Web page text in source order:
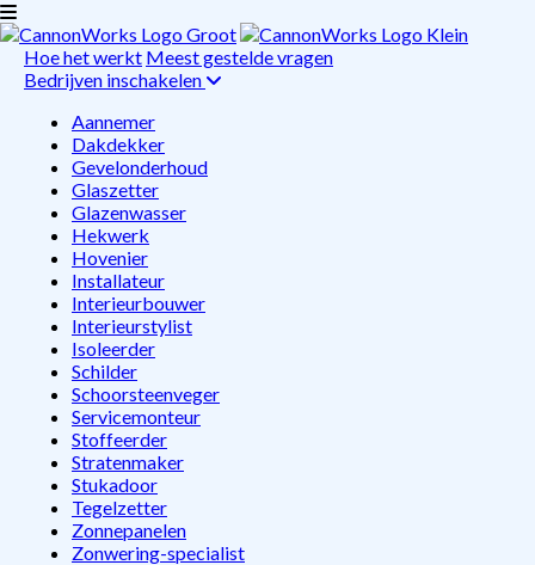
Hoe het werkt Meest gestelde vragen
Bedrijven inschakelen
Aannemer
Dakdekker
Gevelonderhoud
Glaszetter
Glazenwasser
Hekwerk
Hovenier
Installateur
Interieurbouwer
Interieurstylist
Isoleerder
Schilder
Schoorsteenveger
Servicemonteur
Stoffeerder
Stratenmaker
Stukadoor
Tegelzetter
Zonnepanelen
Zonwering-specialist